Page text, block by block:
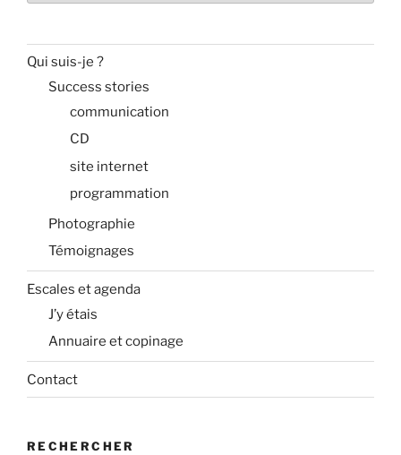
Qui suis-je ?
Success stories
communication
CD
site internet
programmation
Photographie
Témoignages
Escales et agenda
J’y étais
Annuaire et copinage
Contact
RECHERCHER